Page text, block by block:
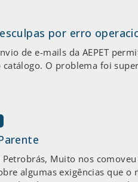
por erro
de e-mails da AEPET
O problema foi
Muito nos
algumas exigências que